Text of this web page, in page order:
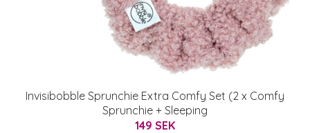
Invisibobble Sprunchie Extra Comfy Set (2 x Comfy
Sprunchie + Sleeping
149 SEK